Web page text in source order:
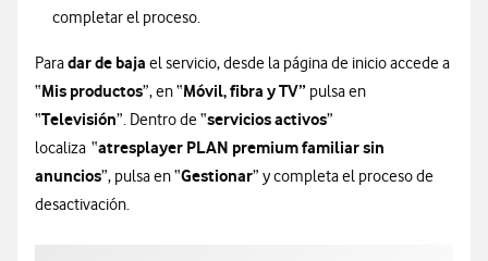
completar el proceso.
Paradar de baja el servicio, desde la página de inicio accede a
“Mis productos”, en “Móvil, fibra y TV” pulsa en
“Televisión”. Dentro de “servicios activos”
localiza “atresplayer PLAN premium familiar sin
anuncios”, pulsa en “Gestionar” y completa el proceso de
desactivación.